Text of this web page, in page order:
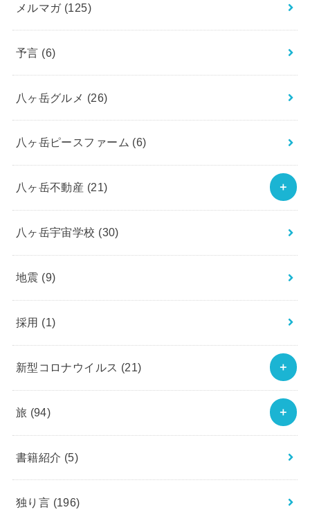
メルマガ (125)
予言 (6)
八ヶ岳グルメ (26)
八ヶ岳ピースファーム (6)
八ヶ岳不動産 (21)
八ヶ岳宇宙学校 (30)
地震 (9)
採用 (1)
新型コロナウイルス (21)
旅 (94)
書籍紹介 (5)
独り言 (196)